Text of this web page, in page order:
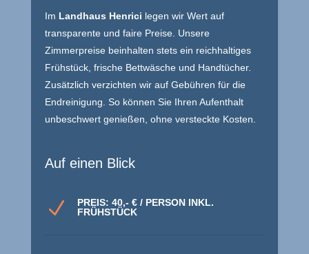
Im Landhaus Henrici legen wir Wert auf
transparente und faire Preise. Unsere
Zimmerpreise beinhalten stets ein reichhaltiges
Frühstück, frische Bettwäsche und Handtücher.
Zusätzlich verzichten wir auf Gebühren für die
Endreinigung. So können Sie Ihren Aufenthalt
unbeschwert genießen, ohne versteckte Kosten.
Auf einen Blick
N
PREIS: 40,- € / PERSON INKL.
FRÜHSTÜCK